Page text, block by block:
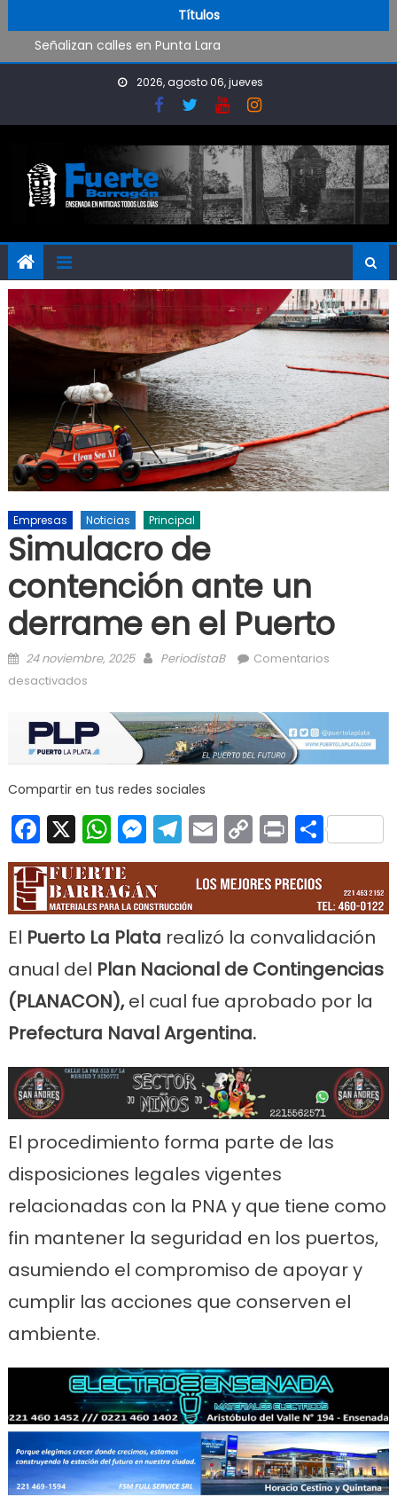
Títulos
Señalizan calles en Punta Lara
Presentan el programa «Por el derecho a la recreación
Avanzan en un mapa de riesgo de incendios forestales
2026, agosto 06, jueves
Empresas Noticias Principal
Simulacro de
contención ante un
derrame en el Puerto
Posted on
24 noviembre, 2025 Author
PeriodistaB
Comentarios
desactivados
Compartir en tus redes sociales
Facebook
X WhatsApp
Messenger
Telegram
EmailCopy
Link
Print
El Puerto La Plata realizó la convalidación
anual del Plan Nacional de Contingencias
(PLANACON),el cual fue aprobado por la
Prefectura Naval Argentina.
El procedimiento forma parte de las
disposiciones legales vigentes
relacionadas con la PNA y que tiene como
fin mantener la seguridad en los puertos,
asumiendo el compromiso de apoyar y
cumplir las acciones que conserven el
ambiente.